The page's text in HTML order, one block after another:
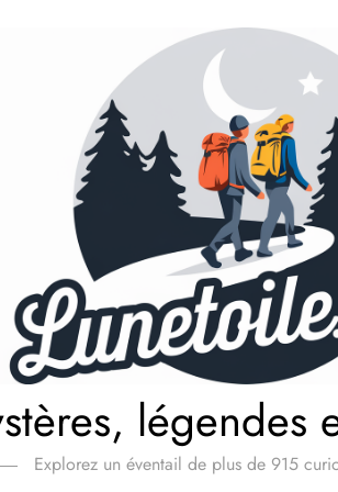
légendes
Explorez un éventail de plus de 915